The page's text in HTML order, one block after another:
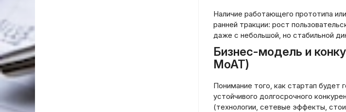
Наличие работающего прототипа
ранней тракции: рост
даже с небольшой, но стабильной
Бизнес-модель и
MoAT)
Понимание того, как стартап будет
устойчивого долгосрочного
(технологии, сетевые эффекты,